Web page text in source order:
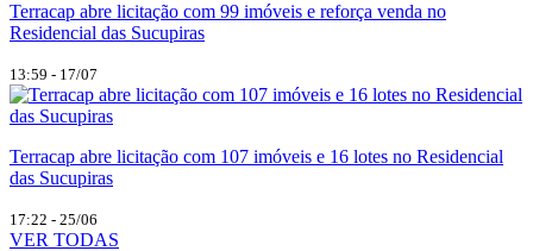
Terracap abre licitação com 99 imóveis e reforça venda no
Residencial das Sucupiras
13:59 - 17/07
Terracap abre licitação com 107 imóveis e 16 lotes no Residencial
das Sucupiras
17:22 - 25/06
VER TODAS